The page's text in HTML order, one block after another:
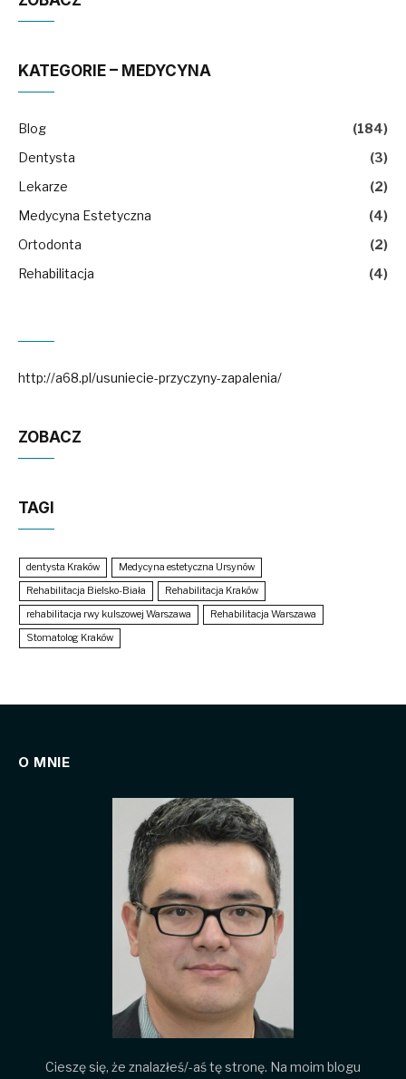
KATEGORIE – MEDYCYNA
Blog
(184)
Dentysta
(3)
Lekarze
(2)
Medycyna Estetyczna
(4)
Ortodonta
(2)
Rehabilitacja
(4)
http://a68.pl/usuniecie-przyczyny-zapalenia/
ZOBACZ
TAGI
dentysta Kraków
Medycyna estetyczna Ursynów
Rehabilitacja Bielsko-Biała
Rehabilitacja Kraków
rehabilitacja rwy kulszowej Warszawa
Rehabilitacja Warszawa
Stomatolog Kraków
O MNIE
Cieszę się, że znalazłeś/-aś tę stronę. Na moim blogu